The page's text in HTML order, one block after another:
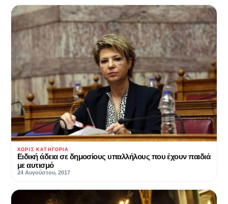
ΧΩΡΊΣ ΚΑΤΗΓΟΡΊΑ
Ειδική άδεια σε δημοσίους υπαλλήλους που έχουν παιδιά
με αυτισμό
24 Αυγούστου, 2017